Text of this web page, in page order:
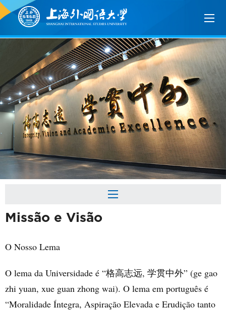
Missão e Visão
O Nosso Lema
O lema da Universidade é “格高志远, 学贯中外” (ge gao
zhi yuan, xue guan zhong wai). O lema em português é
“Moralidade Íntegra, Aspiração Elevada e Erudição tanto